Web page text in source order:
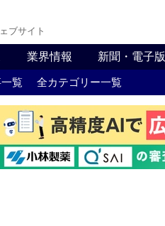
ブサイト
業界情報 新聞・電子版
覧 全カテゴリー一覧